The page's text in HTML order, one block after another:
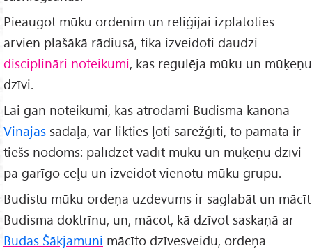
Pieaugot mūku ordenim un reliģijai izplatoties
arvien plašākā rādiusā, tika izveidoti daudzi
disciplināri noteikumi, kas regulēja mūku un mūķeņu
dzīvi.
Lai gan noteikumi, kas atrodami Budisma kanona
Vinajas sadaļā, var likties ļoti sarežģīti, to pamatā ir
tiešs nodoms: palīdzēt vadīt mūku un mūķeņu dzīvi
pa garīgo ceļu un izveidot vienotu mūku grupu.
Budistu mūku ordeņa uzdevums ir saglabāt un mācīt
Budisma doktrīnu, un, mācot, kā dzīvot saskaņā ar
Budas Šākjamuni mācīto dzīvesveidu, ordeņa